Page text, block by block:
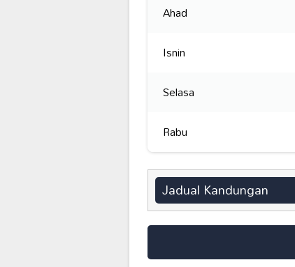
Ahad
Isnin
Selasa
Rabu
Jadual Kandungan